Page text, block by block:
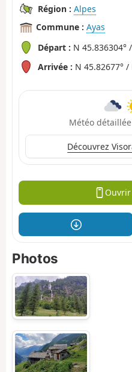
Région : Alpes
Commune : Ayas
Départ : N 45.836304°
Arrivée : N 45.82677° /
Météo
Découvrez
Photos